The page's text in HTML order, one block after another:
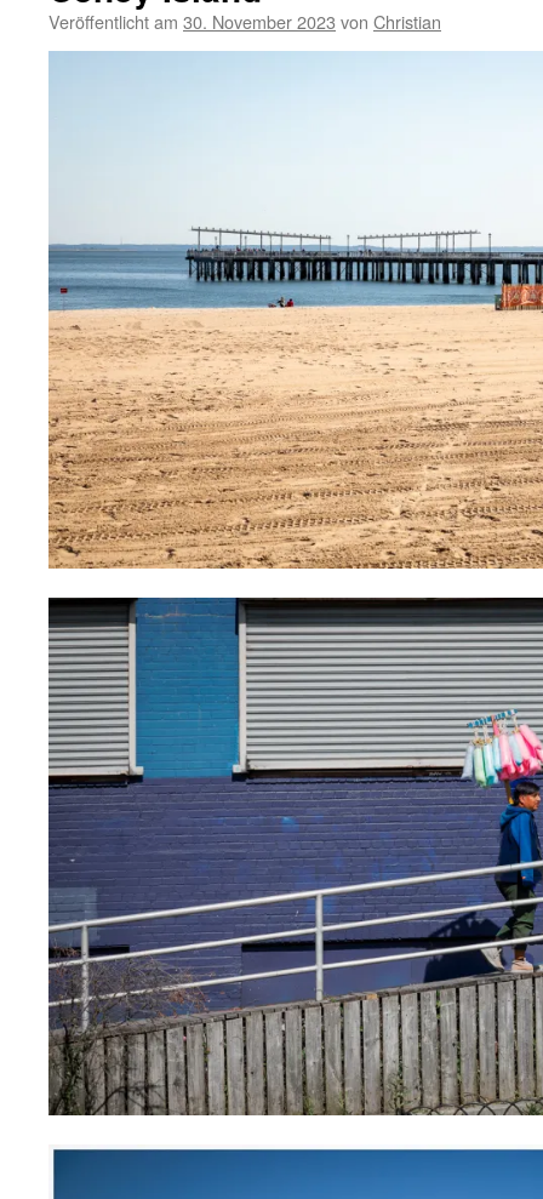
Veröffentlicht am 30. November 2023 von Christian